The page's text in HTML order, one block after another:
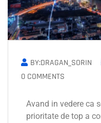
BY:DRAGAN_SORIN
0 COMMENTS
Avand in vedere ca
prioritate de top a